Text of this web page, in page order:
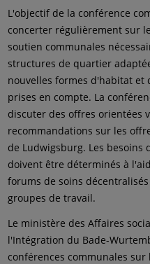
L'objectif de la conférence
concerter régulièrement sur
soutien communales
structures de quartier
nouvelles formes d'habitat et
prises en compte. La
discuter des offres orientées
recommandations sur les
de Ludwigsburg. Les
doivent être déterminés à
forums de soins
groupes de travail.
Le ministère des Affaires
l'Intégration du Bade-
conférences communales